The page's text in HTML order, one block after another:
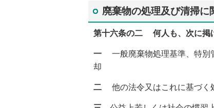
廃棄物の処理及び清掃
第十六条の二 何人も、次に掲
一
一般廃棄物処理基準、特別
却
二 他の法令又はこれに基づく